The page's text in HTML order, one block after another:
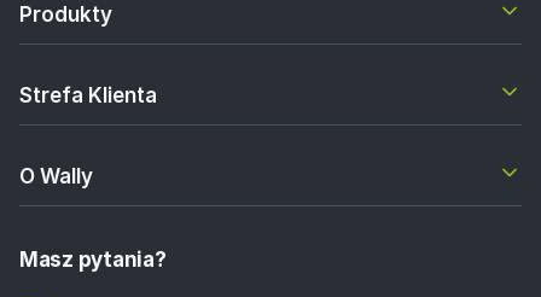
Produkty
Strefa Klienta
O Wally
Masz pytania?